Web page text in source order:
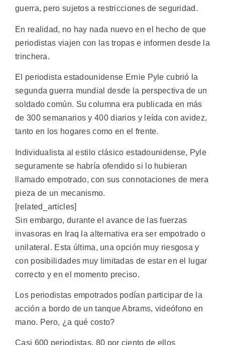
guerra, pero sujetos a restricciones de seguridad.
En realidad, no hay nada nuevo en el hecho de que
periodistas viajen con las tropas e informen desde la
trinchera.
El periodista estadounidense Ernie Pyle cubrió la
segunda guerra mundial desde la perspectiva de un
soldado común. Su columna era publicada en más
de 300 semanarios y 400 diarios y leída con avidez,
tanto en los hogares como en el frente.
Individualista al estilo clásico estadounidense, Pyle
seguramente se habría ofendido si lo hubieran
llamado empotrado, con sus connotaciones de mera
pieza de un mecanismo.
[related_articles]
Sin embargo, durante el avance de las fuerzas
invasoras en Iraq la alternativa era ser empotrado o
unilateral. Esta última, una opción muy riesgosa y
con posibilidades muy limitadas de estar en el lugar
correcto y en el momento preciso.
Los periodistas empotrados podían participar de la
acción a bordo de un tanque Abrams, videófono en
mano. Pero, ¿a qué costo?
Casi 600 periodistas, 80 por ciento de ellos